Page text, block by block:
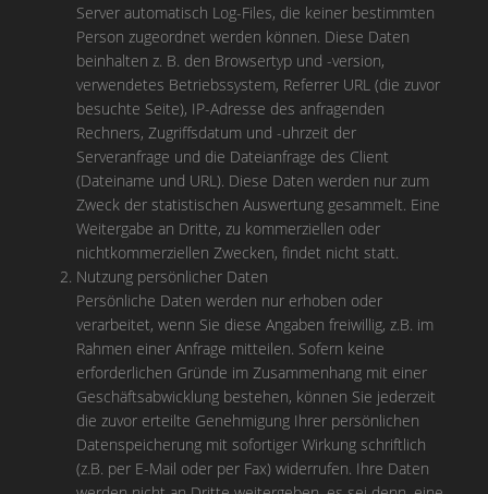
Server automatisch Log-Files, die keiner bestimmten
Person zugeordnet werden können. Diese Daten
beinhalten z. B. den Browsertyp und -version,
verwendetes Betriebssystem, Referrer URL (die zuvor
besuchte Seite), IP-Adresse des anfragenden
Rechners, Zugriffsdatum und -uhrzeit der
Serveranfrage und die Dateianfrage des Client
(Dateiname und URL). Diese Daten werden nur zum
Zweck der statistischen Auswertung gesammelt. Eine
Weitergabe an Dritte, zu kommerziellen oder
nichtkommerziellen Zwecken, findet nicht statt.
Nutzung persönlicher Daten
Persönliche Daten werden nur erhoben oder
verarbeitet, wenn Sie diese Angaben freiwillig, z.B. im
Rahmen einer Anfrage mitteilen. Sofern keine
erforderlichen Gründe im Zusammenhang mit einer
Geschäftsabwicklung bestehen, können Sie jederzeit
die zuvor erteilte Genehmigung Ihrer persönlichen
Datenspeicherung mit sofortiger Wirkung schriftlich
(z.B. per E-Mail oder per Fax) widerrufen. Ihre Daten